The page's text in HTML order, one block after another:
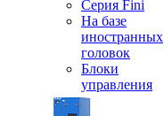
Серия Fini
На базе
иностранных
головок
Блоки
управления